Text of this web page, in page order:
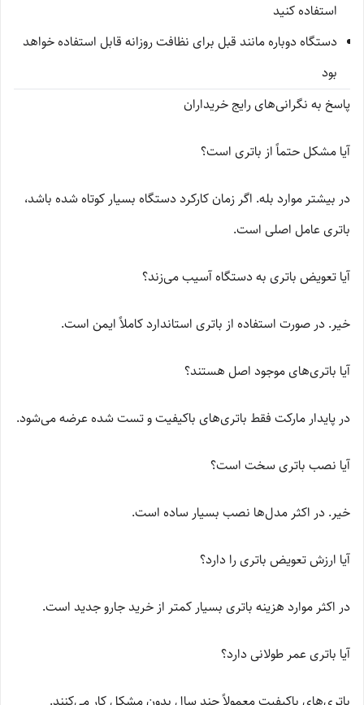
استفاده کنید
دستگاه دوباره مانند قبل برای نظافت روزانه قابل استفاده خواهد
بود
پاسخ به نگرانی‌های رایج خریداران
آیا مشکل حتماً از باتری است؟
در بیشتر موارد بله. اگر زمان کارکرد دستگاه بسیار کوتاه شده باشد،
باتری عامل اصلی است.
آیا تعویض باتری به دستگاه آسیب می‌زند؟
خیر. در صورت استفاده از باتری استاندارد کاملاً ایمن است.
آیا باتری‌های موجود اصل هستند؟
در پایدار مارکت فقط باتری‌های باکیفیت و تست شده عرضه می‌شود.
آیا نصب باتری سخت است؟
خیر. در اکثر مدل‌ها نصب بسیار ساده است.
آیا ارزش تعویض باتری را دارد؟
در اکثر موارد هزینه باتری بسیار کمتر از خرید جارو جدید است.
آیا باتری عمر طولانی دارد؟